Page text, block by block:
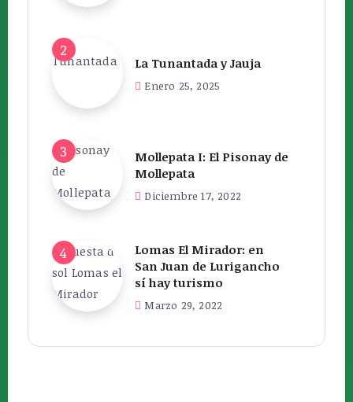
La Tunantada y Jauja
Enero 25, 2025
Mollepata I: El Pisonay de
Mollepata
Diciembre 17, 2022
Lomas El Mirador: en
San Juan de Lurigancho
sí hay turismo
Marzo 29, 2022